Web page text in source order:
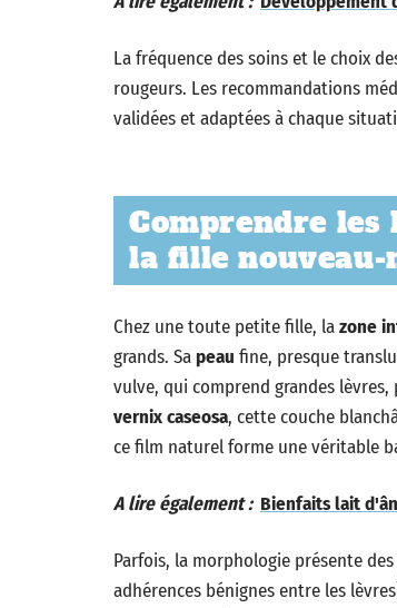
La fréquence des soins et le choix
rougeurs. Les recommandations
validées et adaptées à chaque
Comprendre les
la fille nouveau-
Chez une toute petite fille, lazone
grands. Sapeau fine, presque
vulve, qui comprend grandes
vernix caseosa, cette couche
ce film naturel forme une véritable
A lire également : Bienfaits lait
Parfois, la morphologie présente
adhérences bénignes entre les